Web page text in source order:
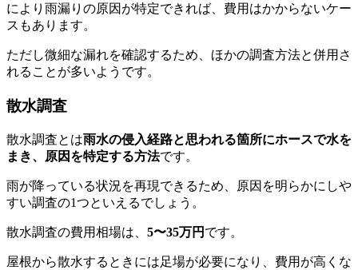
により雨漏りの原因が特定できれば、費用はかからないケー
スもあります。
ただし微細な漏れを確認するため、ほかの調査方法と併用さ
れることが多いようです。
散水調査
散水調査とは雨水の侵入経路と思われる箇所にホースで水を
まき、原因を特定する方法です。
雨が降っている状況を再現できるため、原因を明らかにしや
すい調査の1つといえるでしょう。
散水調査の費用相場は、 5〜35万円 です。
屋根から散水するときには足場が必要になり、費用が高くな